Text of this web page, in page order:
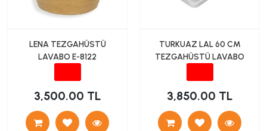
LENA TEZGAHÜSTÜ
LAVABO E-8122
3,500.00 TL
TURKUAZ LAL 60 CM
TEZGAHÜSTÜ LAVABO
3,850.00 TL